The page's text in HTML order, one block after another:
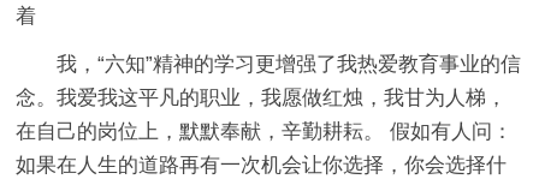
着
我，“六知”精神的学习更增强了我热爱教育事业的信
念。我爱我这平凡的职业，我愿做红烛，我甘为人梯，
在自己的岗位上，默默奉献，辛勤耕耘。 假如有人问：
如果在人生的道路再有一次机会让你选择，你会选择什